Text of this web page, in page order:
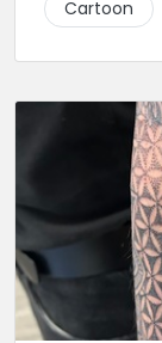
Cartoon